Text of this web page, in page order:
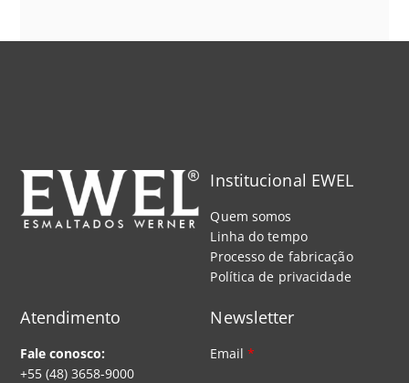
Institucional EWEL
Quem somos
Linha do tempo
Processo de fabricação
Política de privacidade
Atendimento
Fale conosco:
+55 (48) 3658-9000
Newsletter
Email*